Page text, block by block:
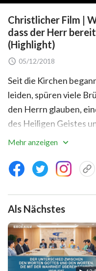
Christlicher Film |
dass der Herr
(Highlight)
05/12/2018
Seit die Kirchen
leiden, spüren viele
den Herrn glauben,
des Heiligen Geistes
und sie sehnen sich
Jesus bereits
dessen wirklich sicher
Mehr anzeigen
Als Nächstes